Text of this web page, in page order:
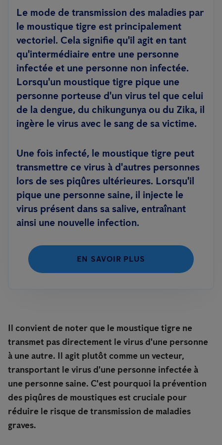
Le mode de transmission des maladies par
le moustique tigre est principalement
vectoriel. Cela signifie qu'il agit en tant
qu'intermédiaire entre une personne
infectée et une personne non infectée.
Lorsqu'un moustique tigre pique une
personne porteuse d'un virus tel que celui
de la dengue, du chikungunya ou du Zika, il
ingère le virus avec le sang de sa victime.
Une fois infecté, le moustique tigre peut
transmettre ce virus à d'autres personnes
lors de ses piqûres ultérieures. Lorsqu'il
pique une personne saine, il injecte le
virus présent dans sa salive, entraînant
ainsi une nouvelle infection.
EN SAVOIR PLUS
Il convient de noter que le moustique tigre ne
transmet pas directement le virus d'une personne
à une autre. Il agit plutôt comme un vecteur,
transportant le virus d'une personne infectée à
une personne saine. C'est pourquoi la prévention
des piqûres de moustiques est cruciale pour
réduire le risque de transmission de maladies
graves.